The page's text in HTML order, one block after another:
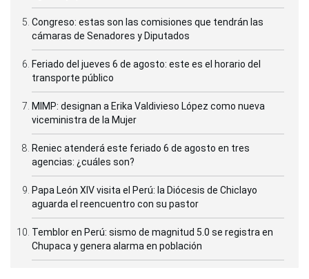
Congreso: estas son las comisiones que tendrán las
cámaras de Senadores y Diputados
Feriado del jueves 6 de agosto: este es el horario del
transporte público
MIMP: designan a Erika Valdivieso López como nueva
viceministra de la Mujer
Reniec atenderá este feriado 6 de agosto en tres
agencias: ¿cuáles son?
Papa León XIV visita el Perú: la Diócesis de Chiclayo
aguarda el reencuentro con su pastor
Temblor en Perú: sismo de magnitud 5.0 se registra en
Chupaca y genera alarma en población